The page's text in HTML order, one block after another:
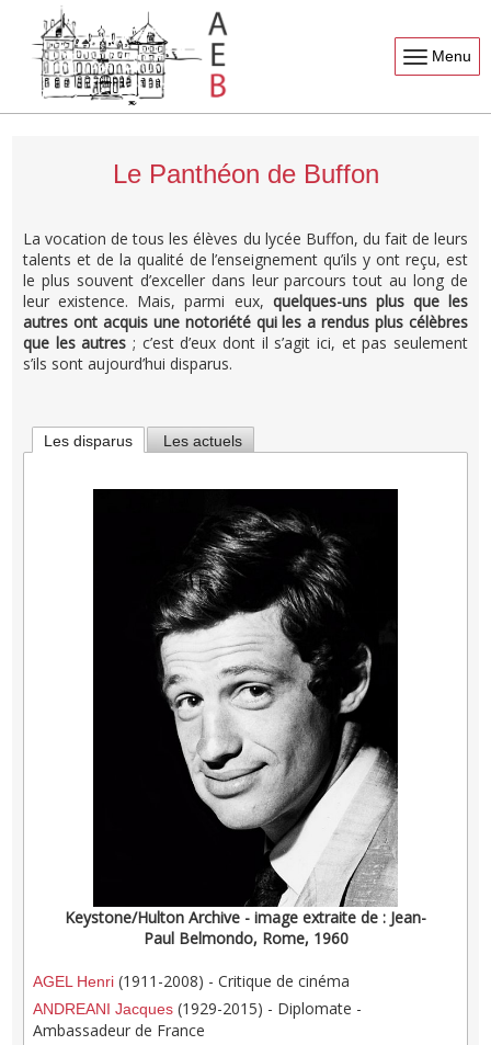
Menu
Le Panthéon de Buffon
La vocation de tous les élèves du lycée Buffon, du fait de leurs
talents et de la qualité de l’enseignement qu’ils y ont reçu, est
le plus souvent d’exceller dans leur parcours tout au long de
leur existence. Mais, parmi eux, quelques-uns plus que les
autres ont acquis une notoriété qui les a rendus plus célèbres
que les autres; c’est d’eux dont il s’agit ici, et pas seulement
s’ils sont aujourd’hui disparus.
Les disparus Les actuels
Keystone/Hulton Archive - image extraite de : Jean-
Paul Belmondo, Rome, 1960
AGEL Henri(1911-2008) - Critique de cinéma
ANDREANI Jacques (1929-2015) - Diplomate -
Ambassadeur de France